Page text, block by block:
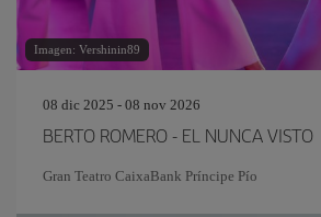
Imagen: Vershinin89
08 dic 2025 - 08 nov 2026
BERTO ROMERO - EL NUNCA VISTO
Gran Teatro CaixaBank Príncipe Pío